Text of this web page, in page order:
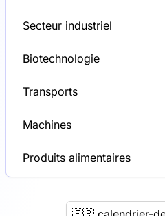
Secteur industriel
Biotechnologie
Transports
Machines
Produits alimentaires